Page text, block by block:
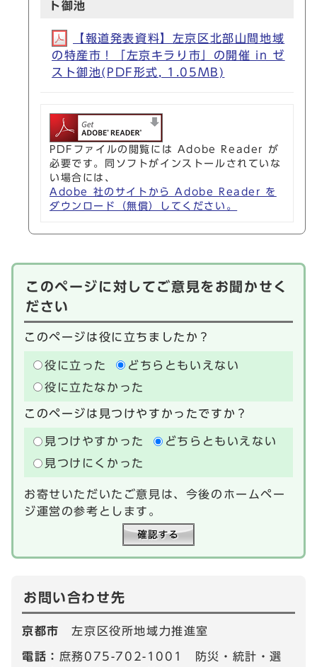
ト御池
【報道発表資料】左京区北部山間地域
の特産市！「左京キラり市」の開催 in ゼ
スト御池(PDF形式, 1.05MB)
PDFファイルの閲覧には Adobe Reader が
必要です。同ソフトがインストールされていな
い場合には、
Adobe 社のサイトから Adobe Reader を
ダウンロード（無償）してください。
このページに対してご意見をお聞かせく
ださい
このページは役に立ちましたか？
役に立った
どちらともいえない
役に立たなかった
このページは見つけやすかったですか？
見つけやすかった
どちらともいえない
見つけにくかった
お寄せいただいたご意見は、今後のホームペー
ジ運営の参考とします。
お問い合わせ先
京都市左京区役所地域力推進室
電話： 庶務075-702-1001 防災・統計・選